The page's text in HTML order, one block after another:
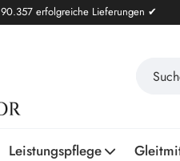
90.357 erfolgreiche Lieferungen ✔
Leistungspflege